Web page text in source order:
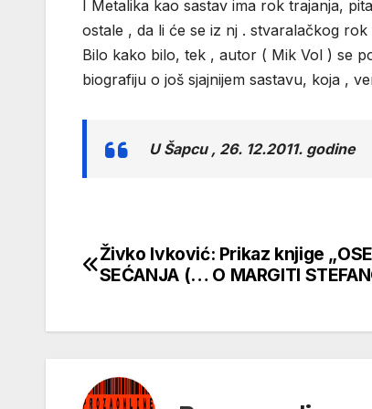
I Metalika kao sastav ima rok trajanja,
ostale , da li će se iz nj . stvaralačkog
Bilo kako bilo, tek , autor ( Mik Vol ) se
biografiju o još sjajnijem sastavu, koja ,
U Šapcu , 26. 12.2011. godine
Кретање
Živko Ivković: Prikaz knjige
SEĆANJA (… O MARGITI